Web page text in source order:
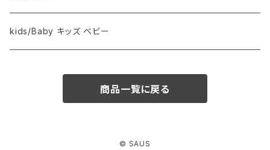
kids/Baby キッズ ベビー
商品一覧に戻る
© SAUS